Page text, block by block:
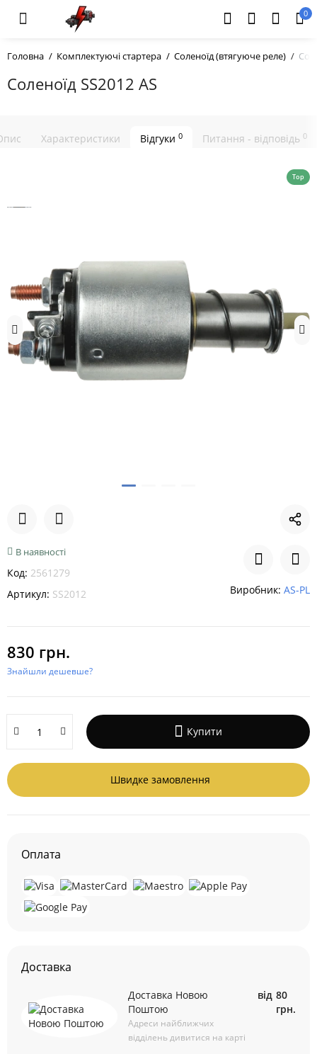
0
Головна Комплектуючі стартера Соленоїд (втягуюче реле)
Соленоїд SS2012 AS
Характеристики Відгуки 0 Питання - відповідь 0
Top
В наявності
Код: 2561279
Артикул: SS2012 Виробник: AS-PL
830 грн.
Знайшли дешевше?
Купити
Швидке замовлення
Оплата
Доставка
Доставка Новою
Поштою
Адреси найближчих
відділень дивитися на карті
від 80
грн.